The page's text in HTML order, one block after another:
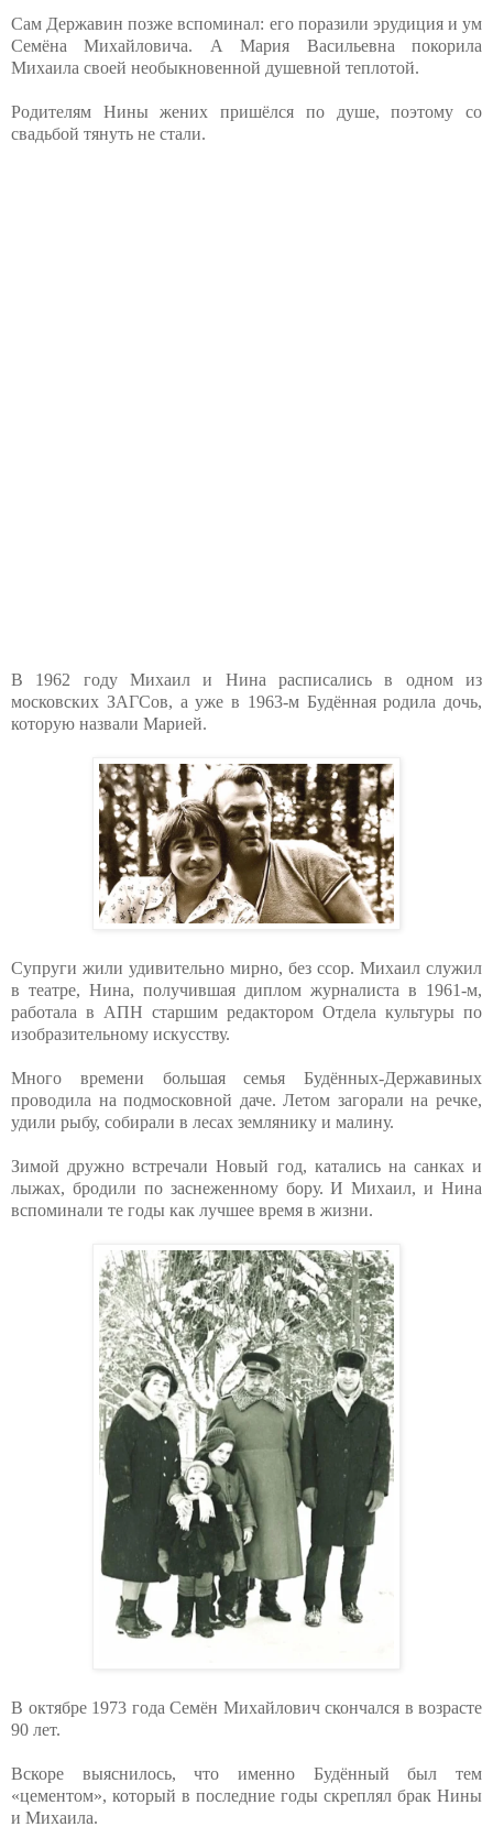
Сам Державин позже вспоминал: его поразили эрудиция и ум
Семёна Михайловича. А Мария Васильевна покорила
Михаила своей необыкновенной душевной теплотой.
Родителям Нины жених пришёлся по душе, поэтому со
свадьбой тянуть не стали.
В 1962 году Михаил и Нина расписались в одном из
московских ЗАГСов, а уже в 1963-м Будённая родила дочь,
которую назвали Марией.
Супруги жили удивительно мирно, без ссор. Михаил служил
в театре, Нина, получившая диплом журналиста в 1961-м,
работала в АПН старшим редактором Отдела культуры по
изобразительному искусству.
Много времени большая семья Будённых‑Державиных
проводила на подмосковной даче. Летом загорали на речке,
удили рыбу, собирали в лесах землянику и малину.
Зимой дружно встречали Новый год, катались на санках и
лыжах, бродили по заснеженному бору. И Михаил, и Нина
вспоминали те годы как лучшее время в жизни.
В октябре 1973 года Семён Михайлович скончался в возрасте
90 лет.
Вскоре выяснилось, что именно Будённый был тем
«цементом», который в последние годы скреплял брак Нины
и Михаила.